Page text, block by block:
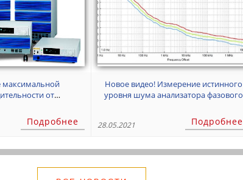
максимальной
от
серии PCR-
WE2
Подробнее
Новое видео! Измерение истинного
уровня шума анализатора фазового
28.05.2021 Подробнее